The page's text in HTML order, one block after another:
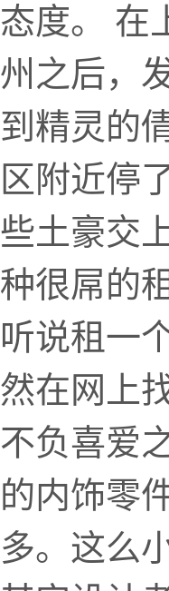
态度。 在
州之后，
到精灵的
区附近停
些土豪交
种很屌的
听说租一
然在网上
不负喜爱
的内饰零
多。这么